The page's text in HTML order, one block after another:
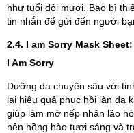
như tuổi đôi mươi. Bao bì
tin nhắn để gửi đến người
2.4. I am Sorry Mask Sheet:
I Am Sorry
Dưỡng da chuyên sâu với
lại hiệu quả phục hồi làn da
giúp làm mờ nếp nhăn lão
nên hồng hào tươi sáng và